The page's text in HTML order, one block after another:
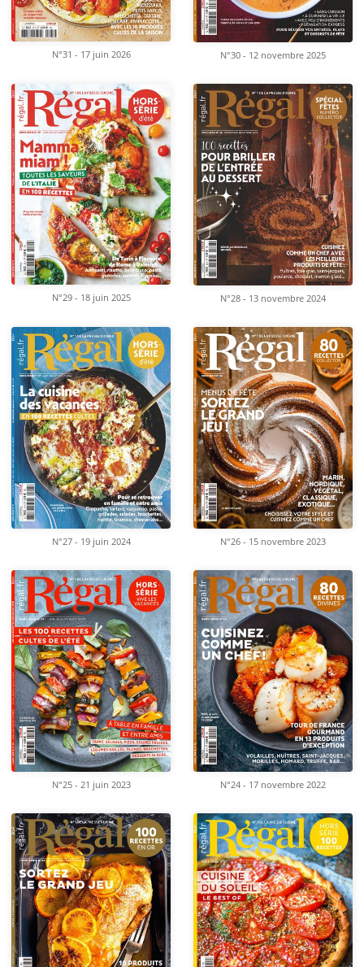
N°31 - 17 juin 2026 N°30 - 12 novembre 2025
N°29 - 18 juin 2025 N°28 - 13 novembre 2024
N°27 - 19 juin 2024 N°26 - 15 novembre 2023
N°25 - 21 juin 2023 N°24 - 17 novembre 2022